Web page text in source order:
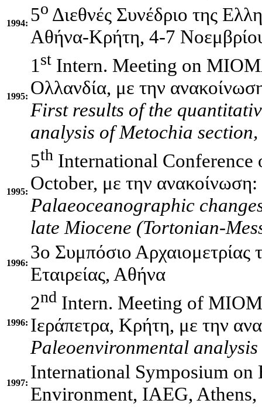
1994: 5ο Διεθνές Συνέδριο της
Αθήνα-Κρήτη, 4-7
1995:
1st Intern. Meeting on
Ολλανδία, με την
First results of the
analysis of Metochia
1995:
5th International Conference
October, με την ανακοίνωση:
Palaeoceanographic
late Miocene (Tortonian-
1996:
3o Συμπόσιο Αρχαιομετρίας
Εταιρείας, Αθήνα
1996:
2nd Intern. Meeting of
Ιεράπετρα, Κρήτη, με την
Paleoenvironmental
1997:
International Symposium on
Environment, IAEG, Athens,